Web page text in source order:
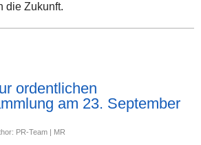
die Zukunft.
ordentlichen
am 23. September
PR-Team | MR